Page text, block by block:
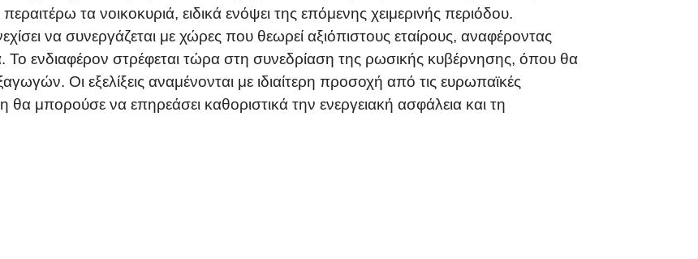
τα νοικοκυριά, ειδικά ενόψει της επόμενης χειμερινής περιόδου.
να συνεργάζεται με χώρες που θεωρεί αξιόπιστους εταίρους, αναφέροντας
Το ενδιαφέρον στρέφεται τώρα στη συνεδρίαση της ρωσικής κυβέρνησης, όπου θα
Οι εξελίξεις αναμένονται με ιδιαίτερη προσοχή από τις ευρωπαϊκές
μπορούσε να επηρεάσει καθοριστικά την ενεργειακή ασφάλεια και τη